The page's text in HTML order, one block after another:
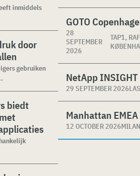
inmiddels
door
gebruiken
biedt
GOTO
28
SEPTEMBER
2026
TAP1,
NetApp
29 SEPTEMBER 2026
Manhattan
12 OCTOBER 2026MILAN